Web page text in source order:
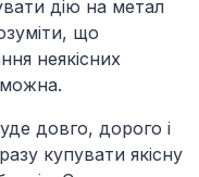
дію на метал
що
неякісних
довго, дорого і
купувати якісну